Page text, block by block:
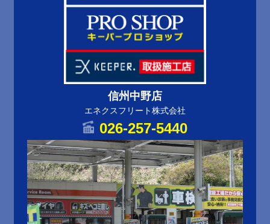
信州中野店
エネクスフリート株式会社
026-257-5440